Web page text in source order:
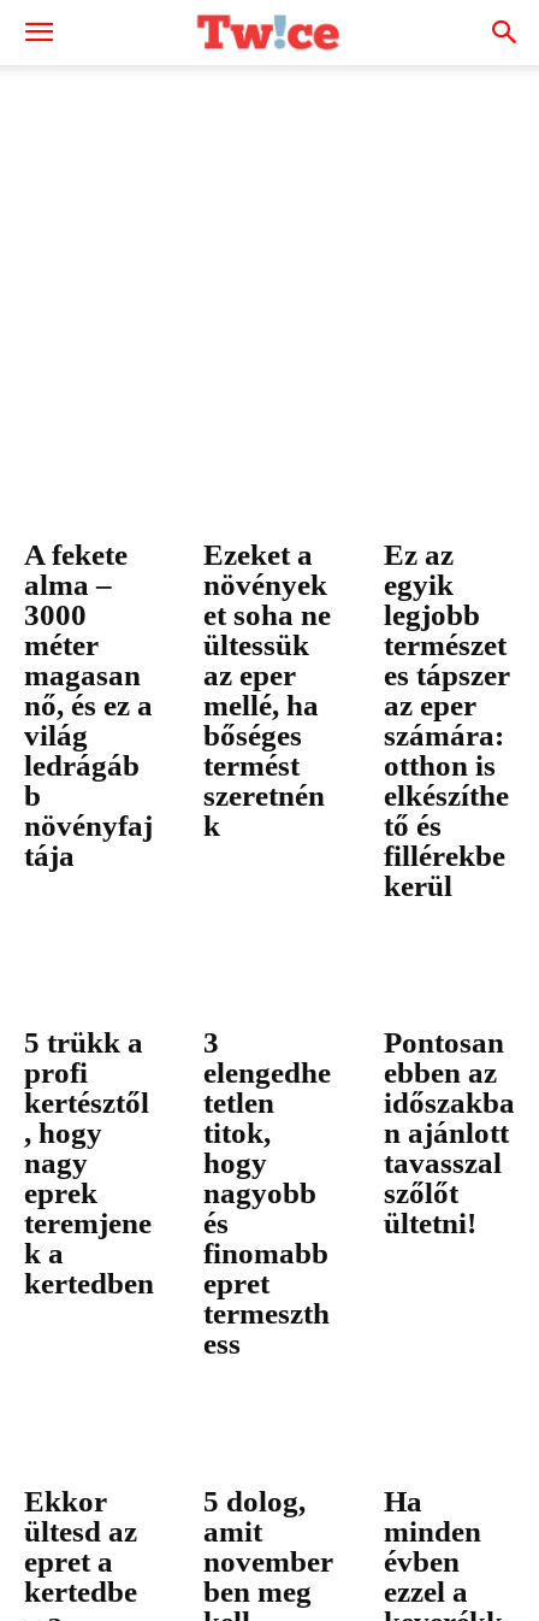
A fekete
alma –
3000
méter
magasan
nő, és ez a
világ
ledrágáb
b
növényfaj
tája
Ezeket a
növények
et soha ne
ültessük
az eper
mellé, ha
bőséges
termést
szeretnén
k
Ez az
egyik
legjobb
természet
es tápszer
az eper
számára:
otthon is
elkészíthe
tő és
fillérekbe
kerül
5 trükk a
profi
kertésztől
, hogy
nagy
eprek
teremjene
k a
kertedben
3
elengedhe
tetlen
titok,
hogy
nagyobb
és
finomabb
epret
termeszth
ess
Pontosan
ebben az
időszakba
n ajánlott
tavasszal
szőlőt
ültetni!
Ekkor
ültesd az
epret a
kertedbe
5 dolog,
amit
november
ben meg
Ha
minden
évben
ezzel a